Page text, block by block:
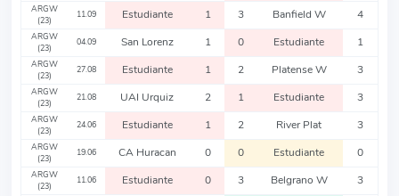
ARGW
(23)
11.09 Estudiante 1 3 Banfield W 4
ARGW
(23)
04.09 San Lorenz 1 0 Estudiante 1
ARGW
(23)
27.08 Estudiante 1 2 Platense W 3
ARGW
(23)
21.08 UAI Urquiz 2 1 Estudiante 3
ARGW
(23)
24.06 Estudiante 1 2 River Plat 3
ARGW
(23)
19.06 CA Huracan 0 0 Estudiante 0
ARGW
(23)
11.06 Estudiante 0 3 Belgrano W 3